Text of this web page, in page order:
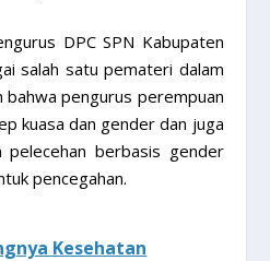
DPC SPN Kabupaten
salah satu pemateri dalam
bahwa pengurus perempuan
kuasa dan gender dan juga
berbasis gender
pencegahan.
Kesehatan